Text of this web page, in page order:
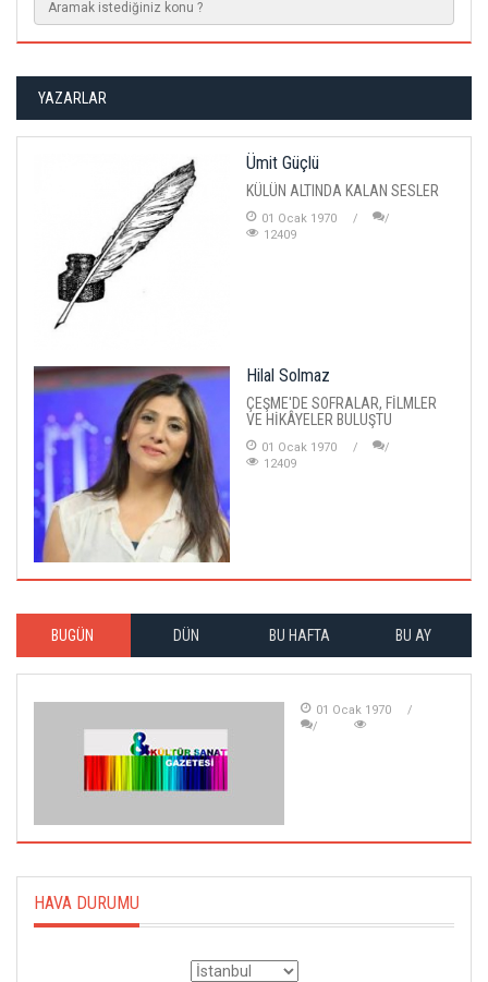
YAZARLAR
Ümit Güçlü
KÜLÜN ALTINDA KALAN SESLER
01 Ocak 1970
12409
Hilal Solmaz
ÇEŞME'DE SOFRALAR, FİLMLER
VE HİKÂYELER BULUŞTU
01 Ocak 1970
12409
BUGÜN DÜN BU HAFTA BU AY
01 Ocak 1970
HAVA DURUMU